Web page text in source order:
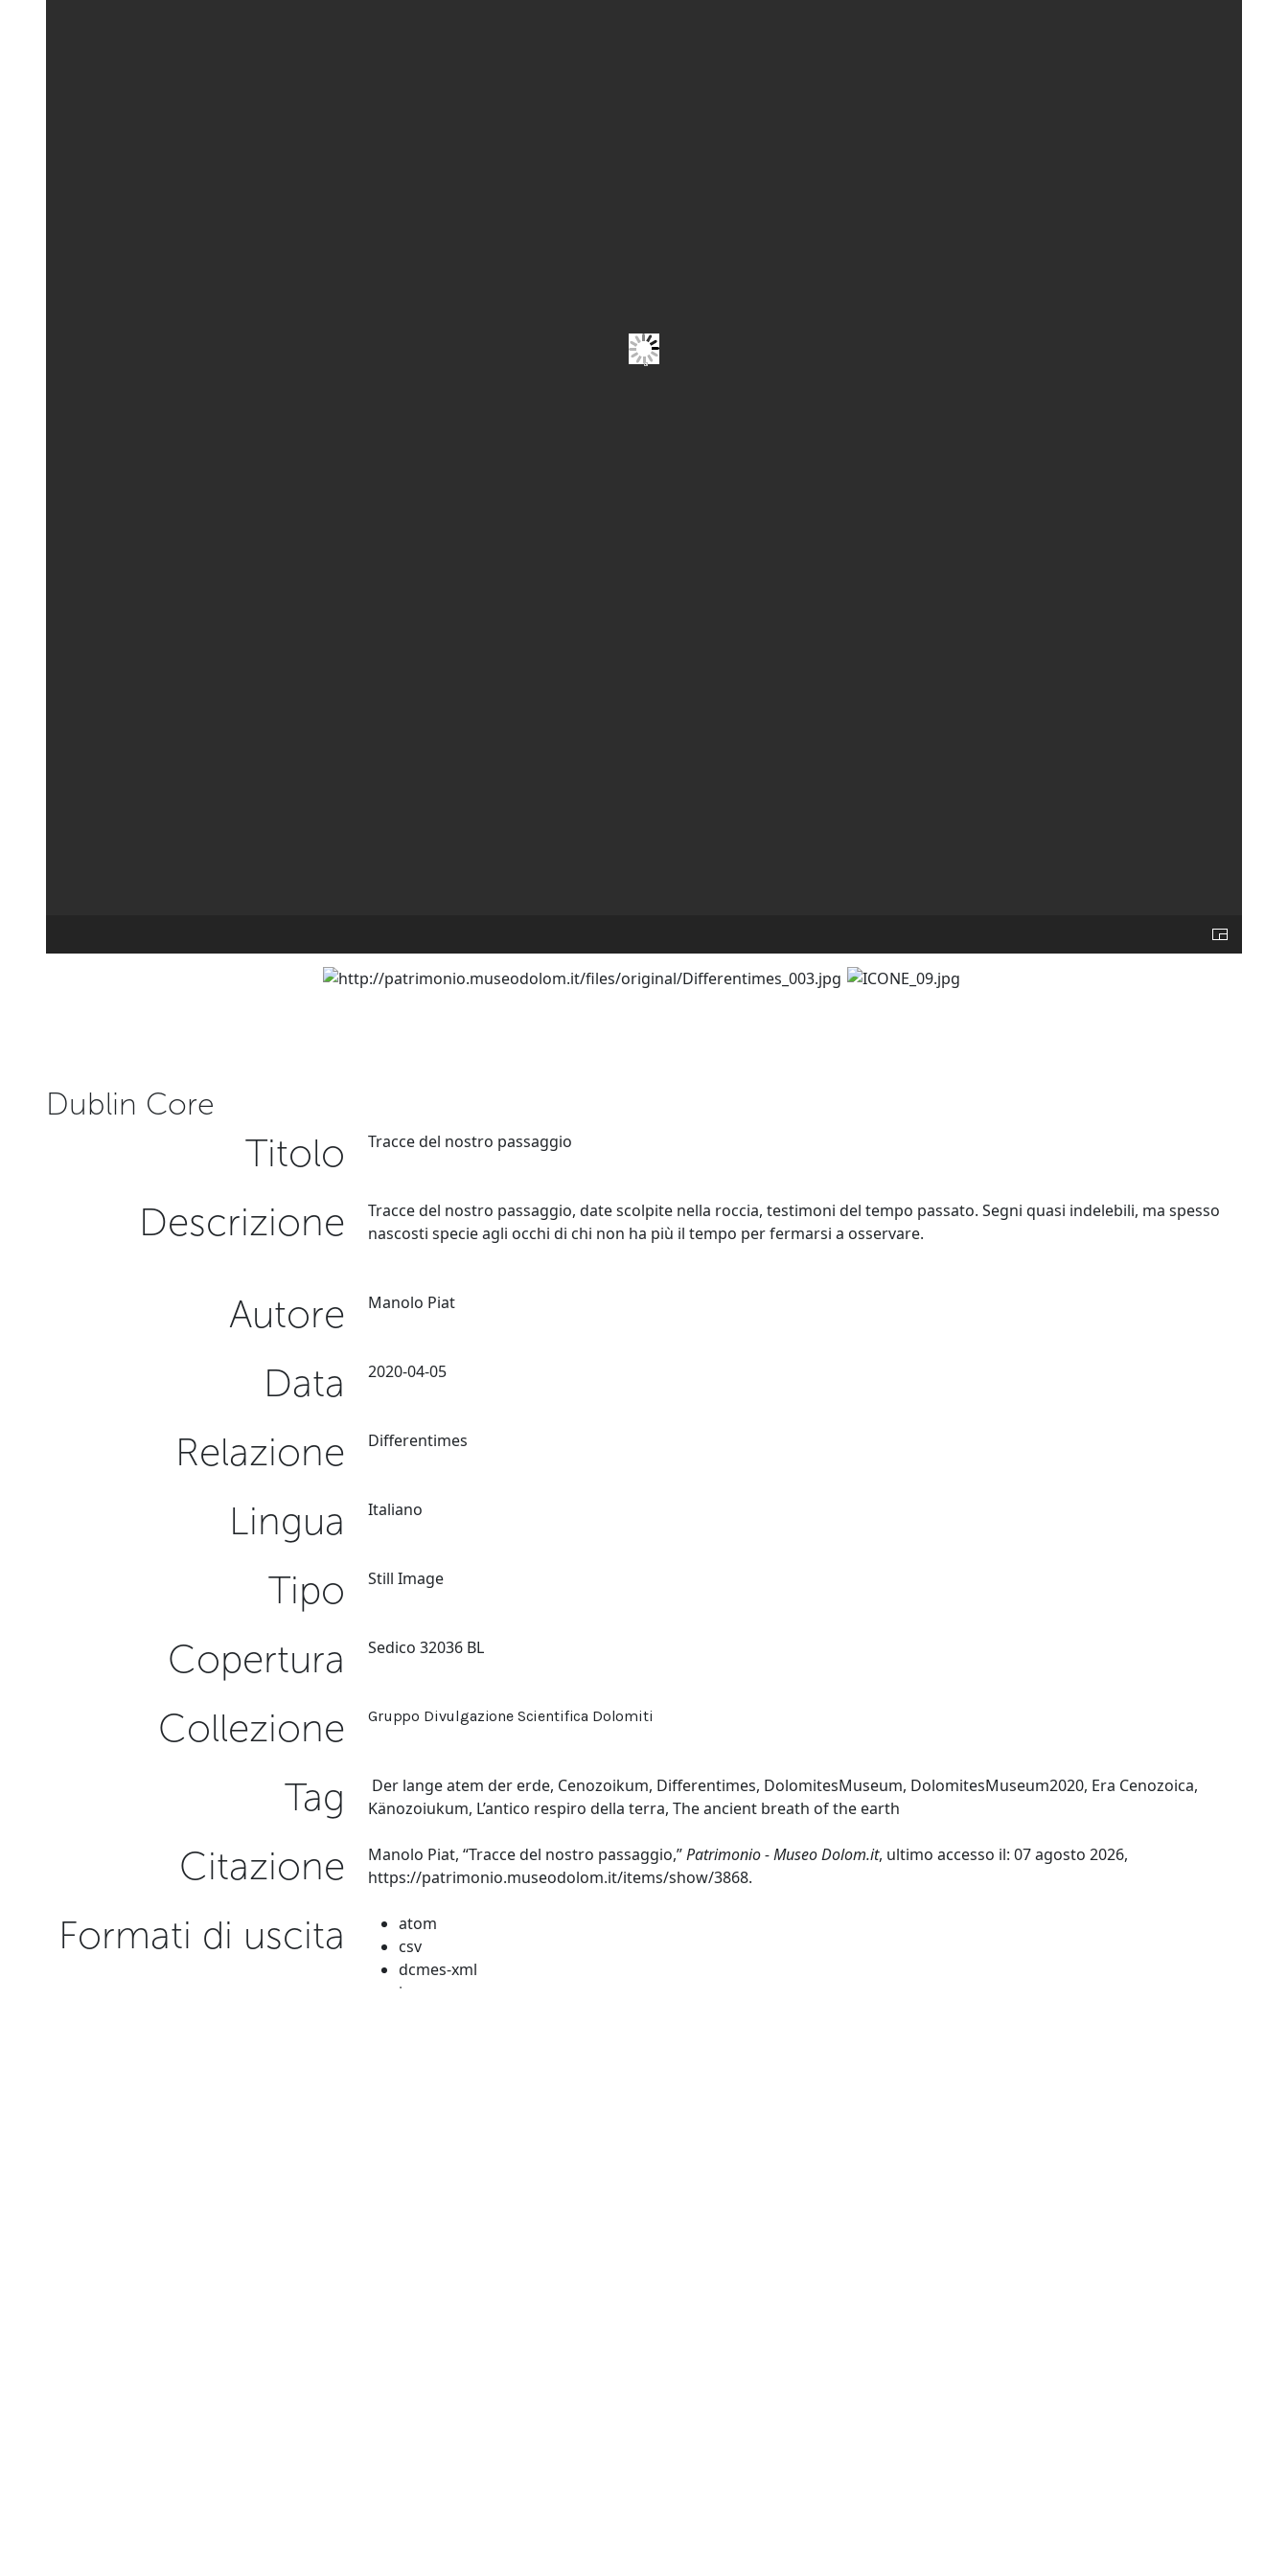
Dublin Core
Titolo Tracce del nostro passaggio
Descrizione
Tracce del nostro passaggio, date scolpite nella roccia, testimoni del tempo passato. Segni quasi indelebili, ma spesso
nascosti specie agli occhi di chi non ha più il tempo per fermarsi a osservare.
Autore Manolo Piat
Data 2020-04-05
Relazione Differentimes
Lingua Italiano
Tipo Still Image
Copertura Sedico 32036 BL
Collezione Gruppo Divulgazione Scientifica Dolomiti
Tag Der lange atem der erde, Cenozoikum, Differentimes, DolomitesMuseum, DolomitesMuseum2020, Era Cenozoica,
Känozoiukum, L’antico respiro della terra, The ancient breath of the earth
Citazione Manolo Piat, “Tracce del nostro passaggio,”Patrimonio - Museo Dolom.it, ultimo accesso il: 07 agosto 2026,
https://patrimonio.museodolom.it/items/show/3868.
Formati di uscita
atom
csv
dcmes-xml
json